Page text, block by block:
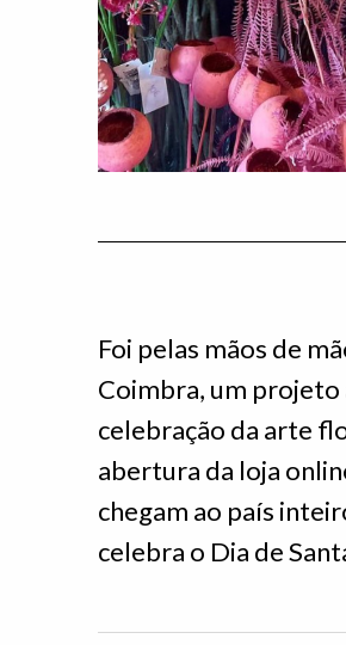
Foi pelas mãos de
Coimbra, um projeto
celebração da arte
abertura da loja
chegam ao país
celebra o Dia de